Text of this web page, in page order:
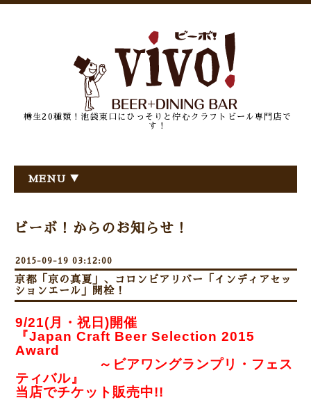
樽生20種類！池袋東口にひっそりと佇むクラフトビール専門店で
す！
MENU ▼
ビーボ！からのお知らせ！
2015-09-19 03:12:00
京都「京の真夏」、コロンビアリバー「インディアセッ
ションエール」開栓！
9/21(月・祝日)開催
『Japan Craft Beer Selection 2015
Award
～ビアワングランプリ・フェス
ティバル』
当店でチケット販売中!!